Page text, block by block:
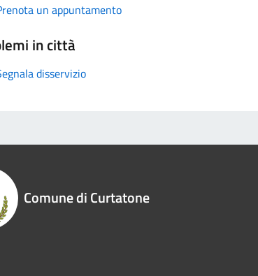
un appuntamento
in città
disservizio
Comune di Curtatone